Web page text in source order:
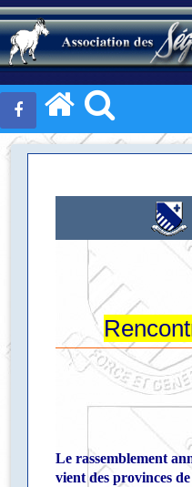
Le rassemblement
vient des provinces